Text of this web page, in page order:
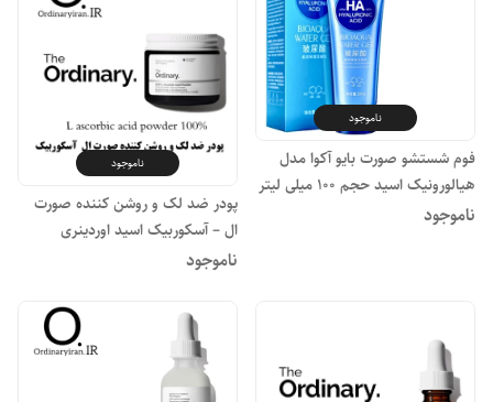
ناموجود
فوم شستشو صورت بایو آکوا مدل
هیالورونیک اسید حجم 100 میلی لیتر
ناموجود
ناموجود
پودر ضد لک و روشن کننده صورت
ال – آسکوربیک اسید اوردینری
ناموجود